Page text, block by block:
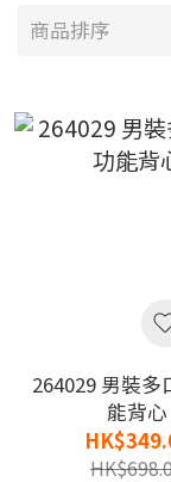
商品排序
264029 男裝多
能背心